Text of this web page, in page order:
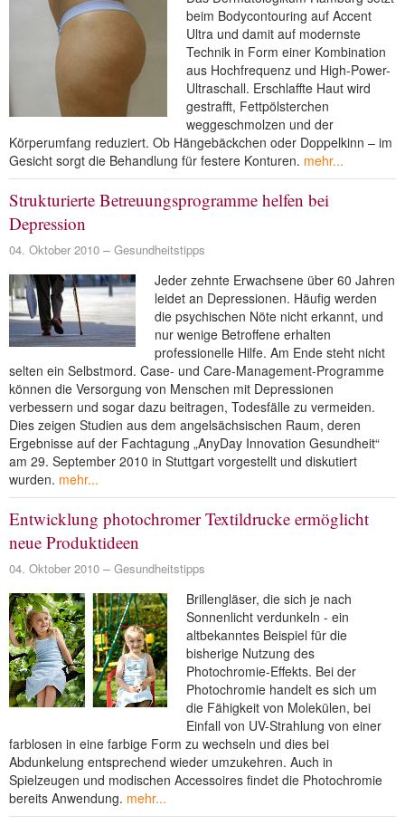
beim Bodycontouring auf Accent
Ultra und damit auf modernste
Technik in Form einer Kombination
aus Hochfrequenz und High-Power-
Ultraschall. Erschlaffte Haut wird
gestrafft, Fettpölsterchen
weggeschmolzen und der
Körperumfang reduziert. Ob Hängebäckchen oder Doppelkinn – im
Gesicht sorgt die Behandlung für festere Konturen. mehr...
Strukturierte Betreuungsprogramme helfen bei
Depression
04. Oktober 2010 Gesundheitstipps
Jeder zehnte Erwachsene über 60 Jahren
leidet an Depressionen. Häufig werden
die psychischen Nöte nicht erkannt, und
nur wenige Betroffene erhalten
professionelle Hilfe. Am Ende steht nicht
selten ein Selbstmord. Case- und Care-Management-Programme
können die Versorgung von Menschen mit Depressionen
verbessern und sogar dazu beitragen, Todesfälle zu vermeiden.
Dies zeigen Studien aus dem angelsächsischen Raum, deren
Ergebnisse auf der Fachtagung „AnyDay Innovation Gesundheit“
am 29. September 2010 in Stuttgart vorgestellt und diskutiert
wurden. mehr...
Entwicklung photochromer Textildrucke ermöglicht
neue Produktideen
04. Oktober 2010 Gesundheitstipps
Brillengläser, die sich je nach
Sonnenlicht verdunkeln - ein
altbekanntes Beispiel für die
bisherige Nutzung des
Photochromie-Effekts. Bei der
Photochromie handelt es sich um
die Fähigkeit von Molekülen, bei
Einfall von UV-Strahlung von einer
farblosen in eine farbige Form zu wechseln und dies bei
Abdunkelung entsprechend wieder umzukehren. Auch in
Spielzeugen und modischen Accessoires findet die Photochromie
bereits Anwendung. mehr...